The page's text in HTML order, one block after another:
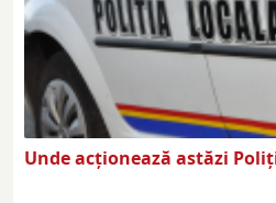
Unde acționează astăzi